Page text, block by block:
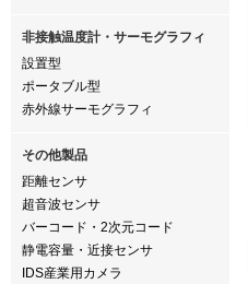
非接触温度計・サーモグラフィ
設置型
ポータブル型
赤外線サーモグラフィ
その他製品
距離センサ
超音波センサ
バーコード・2次元コード
静電容量・近接センサ
IDS産業用カメラ